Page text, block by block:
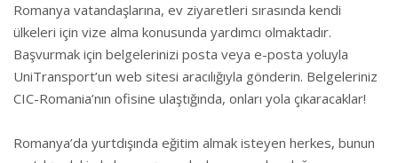
Romanya vatandaşlarına, ev ziyaretleri sırasında kendi
ülkeleri için vize alma konusunda yardımcı olmaktadır.
Başvurmak için belgelerinizi posta veya e-posta yoluyla
UniTransport’un web sitesi aracılığıyla gönderin. Belgeleriniz
CIC-Romania’nın ofisine ulaştığında, onları yola çıkaracaklar!
Romanya’da yurtdışında eğitim almak isteyen herkes, bunun